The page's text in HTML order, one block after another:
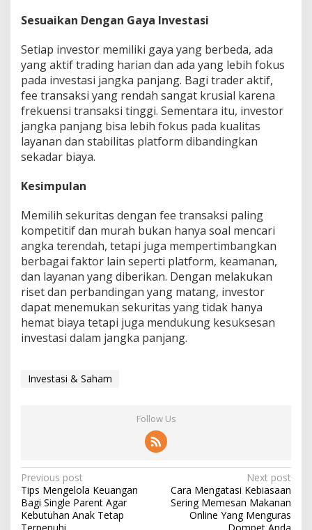
Sesuaikan Dengan Gaya Investasi
Setiap investor memiliki gaya yang berbeda, ada
yang aktif trading harian dan ada yang lebih fokus
pada investasi jangka panjang. Bagi trader aktif,
fee transaksi yang rendah sangat krusial karena
frekuensi transaksi tinggi. Sementara itu, investor
jangka panjang bisa lebih fokus pada kualitas
layanan dan stabilitas platform dibandingkan
sekadar biaya.
Kesimpulan
Memilih sekuritas dengan fee transaksi paling
kompetitif dan murah bukan hanya soal mencari
angka terendah, tetapi juga mempertimbangkan
berbagai faktor lain seperti platform, keamanan,
dan layanan yang diberikan. Dengan melakukan
riset dan perbandingan yang matang, investor
dapat menemukan sekuritas yang tidak hanya
hemat biaya tetapi juga mendukung kesuksesan
investasi dalam jangka panjang.
Investasi & Saham
Follow Us
Post
navigation
Previous post
Tips Mengelola Keuangan
Bagi Single Parent Agar
Kebutuhan Anak Tetap
Next post
Cara Mengatasi Kebiasaan
Sering Memesan Makanan
Online Yang Menguras